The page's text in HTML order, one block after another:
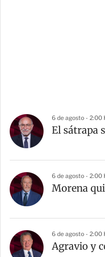
6 de agosto - 2:00
El sátrapa
6 de agosto - 2:00
Morena
6 de agosto - 2:00
Agravio y